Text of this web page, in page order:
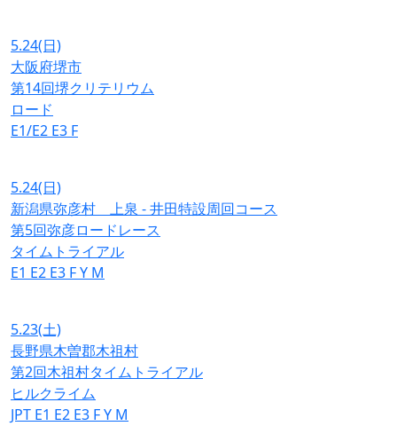
5.24(日)
大阪府堺市
第14回堺クリテリウム
ロード
E1/E2 E3 F
5.24(日)
新潟県弥彦村 上泉 - 井田特設周回コース
第5回弥彦ロードレース
タイムトライアル
E1 E2 E3 FY M
5.23(土)
長野県木曽郡木祖村
第2回木祖村タイムトライアル
ヒルクライム
JPT E1 E2 E3 FY M